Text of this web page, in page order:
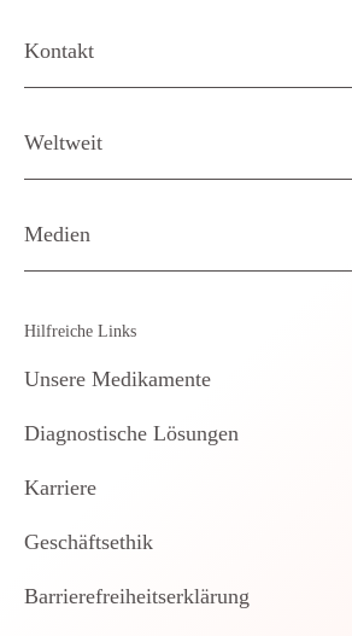
Kontakt
Weltweit
Medien
Hilfreiche Links
Unsere Medikamente
Diagnostische Lösungen
Karriere
Geschäftsethik
Barrierefreiheitserklärung